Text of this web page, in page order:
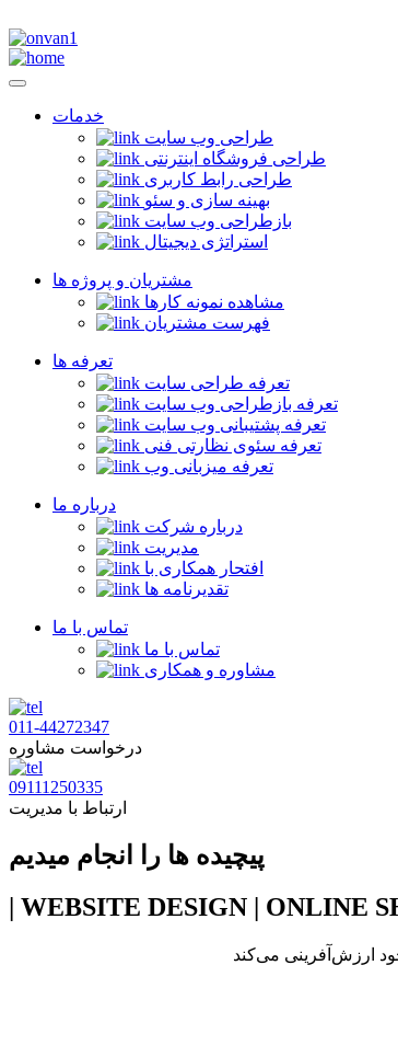
خدمات
طراحی وب سایت
طراحی فروشگاه اینترنتی
طراحی رابط کاربری
بهینه سازی و سئو
بازطراحی وب سایت
استراتژی دیجیتال
مشتریان و پروژه ها
مشاهده نمونه کارها
فهرست مشتریان
تعرفه ها
تعرفه طراحی سایت
تعرفه بازطراحی وب سایت
تعرفه پشتیبانی وب سایت
تعرفه سئوی نظارتی فنی
تعرفه میزبانی وب
درباره ما
درباره شرکت
مدیریت
افتحار همکاری با
تقدیرنامه ها
تماس با ما
تماس با ما
مشاوره و همکاری
011-44272347
درخواست مشاوره
09111250335
ارتباط با مدیریت
پیچیده ها را انجام میدیم
| WEBSITE DESIGN | ONLINE
ارزش‌آفرینی می‌کند